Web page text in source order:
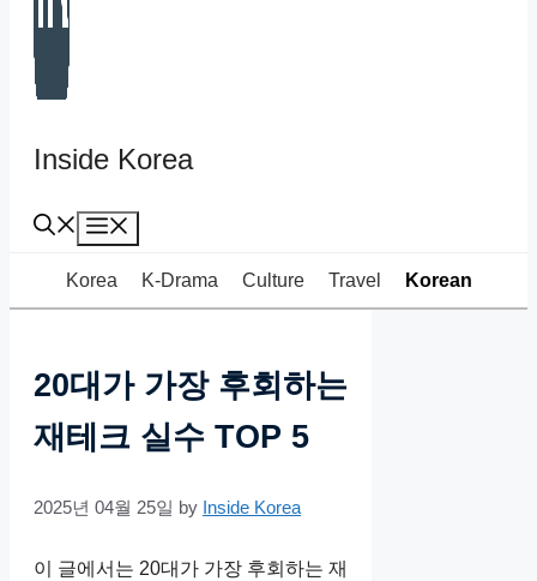
Inside Korea
Korea K-Drama Culture Travel Korean
20대가 가장 후회하는
재테크 실수 TOP 5
2025년 04월 25일 by Inside Korea
이 글에서는 20대가 가장 후회하는 재